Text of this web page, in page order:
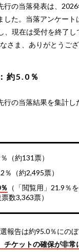
行の当落発表は、2026
した。当落アンケート
、現在は受付を終了し
さま、ありがとうござ
約5.0％
行の当落結果を集計し
（約131票）
％（約2,495票）
（「閲覧用」21.9％
数3,363票）
報告は約95.0％にのぼ
チケットの確保が非常